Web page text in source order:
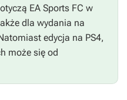
EA Sports FC w
dla wydania na
edycja na PS4,
może się od